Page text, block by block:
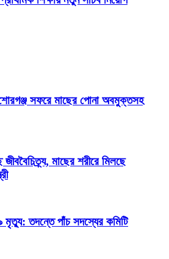
সফরে মাছের পোনা অবমুক্তসহ
মাছের শরীরে মিলছে
মৃত্যু: তদন্তে পাঁচ সদস্যের কমিটি